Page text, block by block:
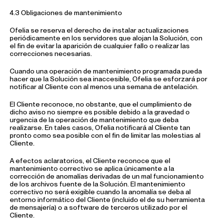
4.3 Obligaciones de mantenimiento
Ofelia se reserva el derecho de instalar actualizaciones
periódicamente en los servidores que alojan la Solución, con
el fin de evitar la aparición de cualquier fallo o realizar las
correcciones necesarias.
Cuando una operación de mantenimiento programada pueda
hacer que la Solución sea inaccesible, Ofelia se esforzará por
notificar al Cliente con al menos una semana de antelación.
El Cliente reconoce, no obstante, que el cumplimiento de
dicho aviso no siempre es posible debido a la gravedad o
urgencia de la operación de mantenimiento que deba
realizarse. En tales casos, Ofelia notificará al Cliente tan
pronto como sea posible con el fin de limitar las molestias al
Cliente.
A efectos aclaratorios, el Cliente reconoce que el
mantenimiento correctivo se aplica únicamente a la
corrección de anomalías derivadas de un mal funcionamiento
de los archivos fuente de la Solución. El mantenimiento
correctivo no será exigible cuando la anomalía se deba al
entorno informático del Cliente (incluido el de su herramienta
de mensajería) o a software de terceros utilizado por el
Cliente.